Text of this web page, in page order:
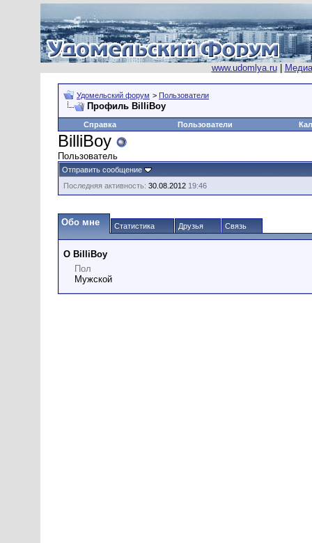
www.udomlya.ru|
Удомельский форум > Пользователи
Профиль BilliBoy
Справка Пользователи
BilliBoy
Пользователь
Отправить сообщение
Последняя активность: 30.08.2012 19:46
Обо мне Статистика Друзья Связь
О BilliBoy
Пол
Мужской